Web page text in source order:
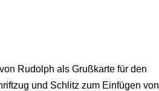
Rudolph als Grußkarte für den
und Schlitz zum Einfügen von